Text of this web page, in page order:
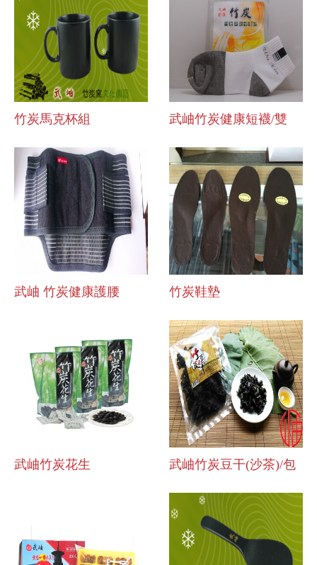
竹炭馬克杯組 武岫竹炭健康短襪/雙
武岫 竹炭健康護腰 竹炭鞋墊
武岫竹炭花生 武岫竹炭豆干(沙茶)/包